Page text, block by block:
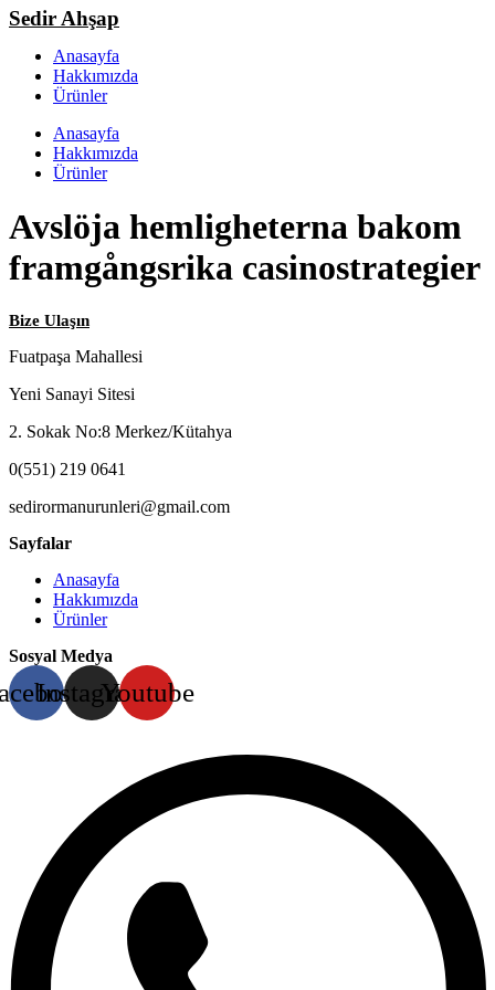
Sedir Ahşap
Anasayfa
Hakkımızda
Ürünler
Anasayfa
Hakkımızda
Ürünler
Avslöja hemligheterna bakom
framgångsrika casinostrategier
Bize Ulaşın
Fuatpaşa Mahallesi
Yeni Sanayi Sitesi
2. Sokak No:8 Merkez/Kütahya
0(551) 219 0641
sedirormanurunleri@gmail.com
Sayfalar
Anasayfa
Hakkımızda
Ürünler
Sosyal Medya
InstagramYoutube